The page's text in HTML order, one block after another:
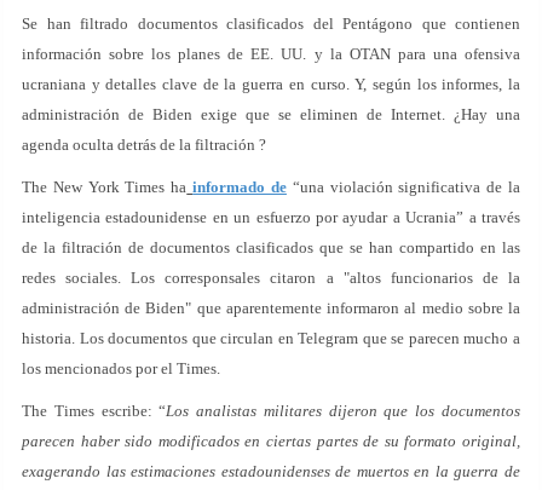
Se han filtrado documentos clasificados del Pentágono que contienen
información sobre los planes de EE. UU. y la OTAN para una ofensiva
ucraniana y detalles clave de la guerra en curso. Y, según los informes, la
administración de Biden exige que se eliminen de Internet. ¿Hay una
agenda oculta detrás de la filtración ?
The New York Times ha informado de“una violación significativa de la
inteligencia estadounidense en un esfuerzo por ayudar a Ucrania” a través
de la filtración de documentos clasificados que se han compartido en las
redes sociales. Los corresponsales citaron a "altos funcionarios de la
administración de Biden" que aparentemente informaron al medio sobre la
historia. Los documentos que circulan en Telegram que se parecen mucho a
los mencionados por el Times.
The Times escribe: “Los analistas militares dijeron que los documentos
parecen haber sido modificados en ciertas partes de su formato original,
exagerando las estimaciones estadounidenses de muertos en la guerra de